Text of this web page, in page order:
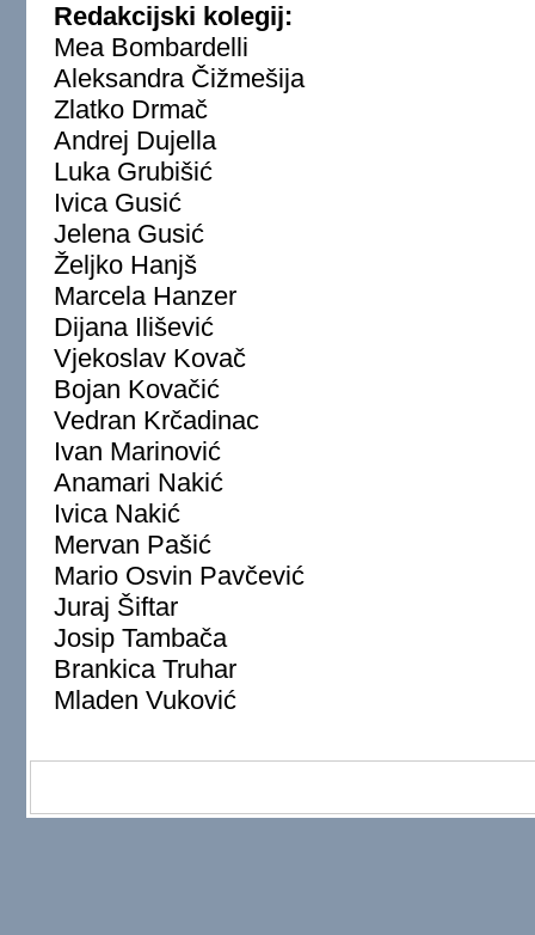
Redakcijski kolegij:
Mea Bombardelli
Aleksandra Čižmešija
Zlatko Drmač
Andrej Dujella
Luka Grubišić
Ivica Gusić
Jelena Gusić
Željko Hanjš
Marcela Hanzer
Dijana Ilišević
Vjekoslav Kovač
Bojan Kovačić
Vedran Krčadinac
Ivan Marinović
Anamari Nakić
Ivica Nakić
Mervan Pašić
Mario Osvin Pavčević
Juraj Šiftar
Josip Tambača
Brankica Truhar
Mladen Vuković